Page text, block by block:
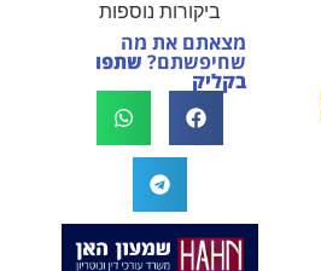
וסירבו לקחת
אותו.לאחר
שסיפרתי בקצרה
המקרה, הוא
החליט לייצג אותי
בלי לחשוב
פעמיים, הקשיב
לי ולקח את התיק
רבה על המילים
החמות ועל
האמון. שמחנו
לעמוד לצידך,
במיוחד בתיק לא
פשוט, ומאחלים
לך המון הצלחה
בהמשך. תמיד
כאן בשבילך.
ביקורות נוספות
מצאתם את מה
שחיפשתם? שתפו
בקליק